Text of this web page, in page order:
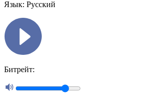
Язык: Русский
Битрейт: